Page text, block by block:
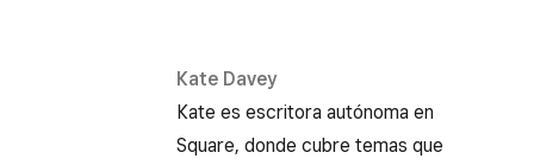
Kate Davey
Kate es escritora autónoma en
Square, donde cubre temas que